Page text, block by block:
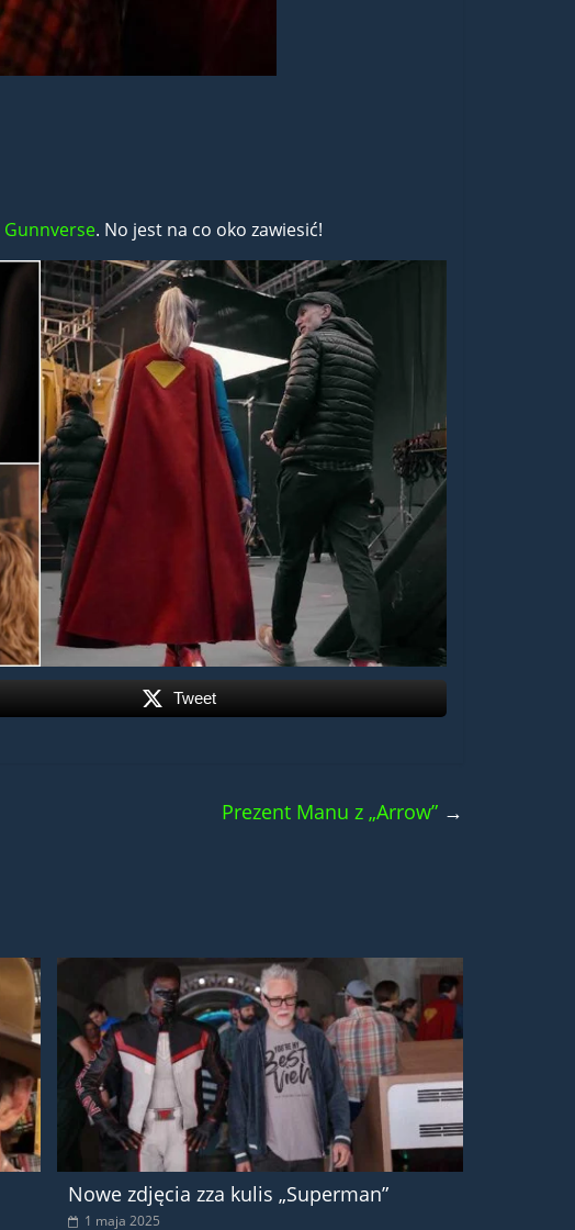
Gunnverse. No jest na co oko zawiesić!
Tweet
Prezent Manu z „Arrow” →
Nowe zdjęcia zza kulis „Superman”
1 maja 2025